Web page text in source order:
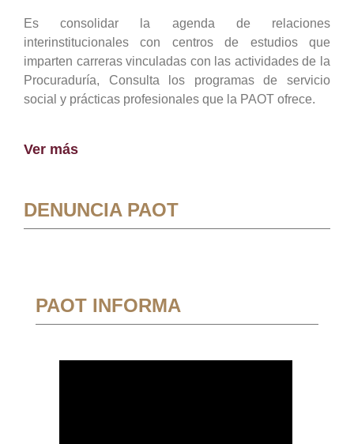
Es consolidar la agenda de relaciones
interinstitucionales con centros de estudios que
imparten carreras vinculadas con las actividades de la
Procuraduría, Consulta los programas de servicio
social y prácticas profesionales que la PAOT ofrece.
Ver más
DENUNCIA PAOT
PAOT INFORMA